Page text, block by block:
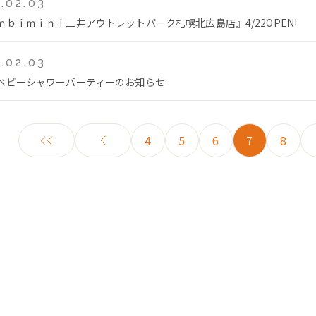
ｂｉｍｉｎｉ三井アウトレットパーク札幌北広島店』4/22OPEN!
ビーシャワーパーティーのお知らせ
4 5 6 7 8